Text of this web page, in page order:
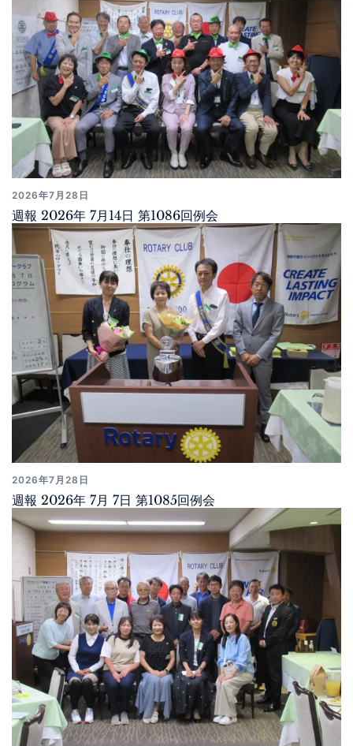
2026年7月28日
週報 2026年 7月14日 第1086回例会
2026年7月28日
週報 2026年 7月 7日 第1085回例会